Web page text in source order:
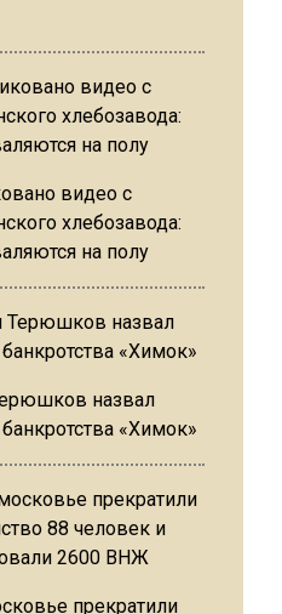
видео с
хлебозавода:
на полу
назвал
«Химок»
прекратили